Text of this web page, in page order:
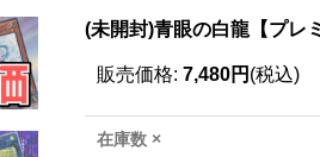
(未開封)青眼の白龍【プレ
販売価格: 7,480円 (税込)
在庫数 ×